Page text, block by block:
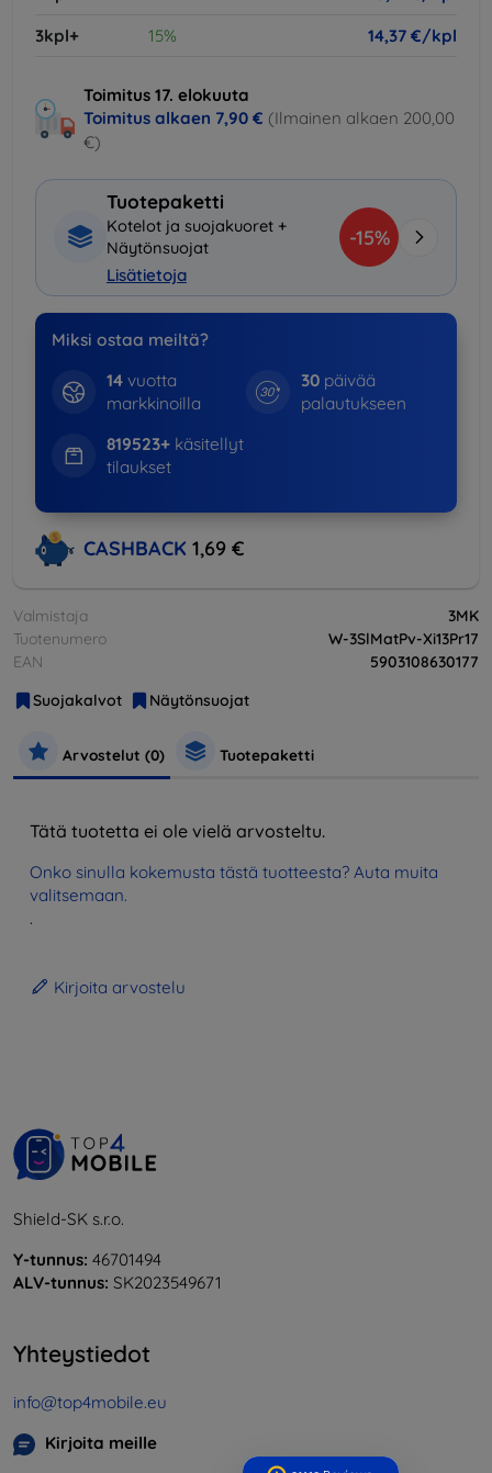
3kpl+
15% 14,37 €/kpl
Toimitus 17. elokuuta
Toimitus alkaen 7,90 € (Ilmainen alkaen 200,00
€)
Tuotepaketti
Kotelot ja suojakuoret +
Näytönsuojat
Lisätietoja
-15%
Miksi ostaa meiltä?
14vuotta
markkinoilla
30 päivää
palautukseen
819523+käsitellyt
tilaukset
CASHBACK 1,69 €
Valmistaja
3MK
Tuotenumero
W-3SlMatPv-Xi13Pr17
EAN
5903108630177
Suojakalvot
Näytönsuojat
Arvostelut (0) Tuotepaketti
Tätä tuotetta ei ole vielä arvosteltu.
Onko sinulla kokemusta tästä tuotteesta? Auta muita
valitsemaan.
.
Kirjoita arvostelu
Shield-SK s.r.o.
Y-tunnus: 46701494
ALV-tunnus: SK2023549671
Yhteystiedot
info@top4mobile.eu
Kirjoita meille